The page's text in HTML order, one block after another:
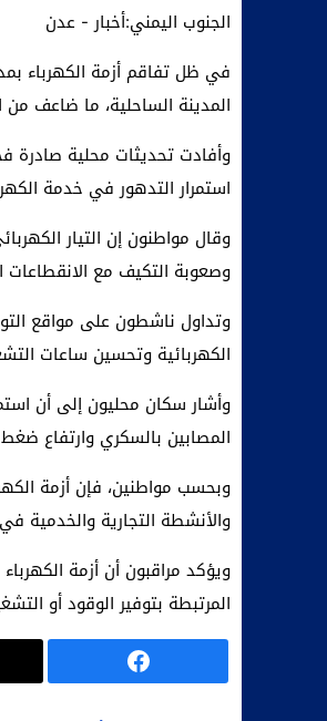
الجنوب اليمني:أخبار - عدن
في ظل تفاقم أزمة الكهرباء
المدينة الساحلية، ما ضاعف
استمرار التدهور في خدمة
وقال مواطنون إن التيار
وصعوبة التكيف مع الانقطاعات
وتداول ناشطون على مواقع
الكهربائية وتحسين ساعات
وأشار سكان محليون إلى أن
المصابين بالسكري وارتفاع ضغط
وبحسب مواطنين، فإن أزمة
والأنشطة التجارية والخدمية
ويؤكد مراقبون أن أزمة
المرتبطة بتوفير الوقود أو